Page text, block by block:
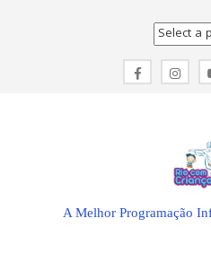
A Melhor Programação